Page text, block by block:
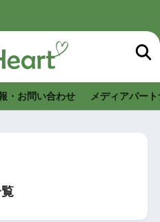
・お問い合わせ メディアパー